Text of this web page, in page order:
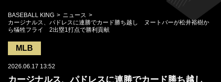
Mute
BASEBALL KING
ニュース
カージナルス、パドレスに連勝でカード勝ち越し ヌートバーが松井裕樹か
ら犠牲フライ 2出塁1打点で勝利貢献
MLB
2026.06.17 13:52
カージナルス、パドレスに連勝でカード勝ち越し